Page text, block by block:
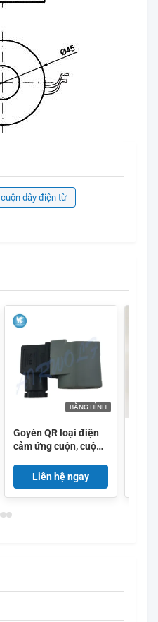
cuộn dây điện từ
BĂNG HÌNH
Goyén QR loại điện
cảm ứng cuộn, cuộn
DIN43650A
Liên hệ ngay